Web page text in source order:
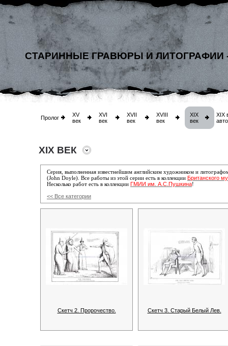
СТАРИННЫЕ ГРАВЮРЫ И ЛИТОГРАФИИ
Пролог
XV
век
XVI
век
XVII
век
XVIII
век
XIX
век
XIX
XIX ВЕК
Серия, выполненная известнейшим английским художником и
(John Doyle). Все работы из этой серии есть в коллекции Британского
Несколько работ есть в коллекции ГМИИ им. А.С.Пушкина!
<< Все категории
Скетч 2. Пророчество. Скетч 3. Старый Белый Лев.